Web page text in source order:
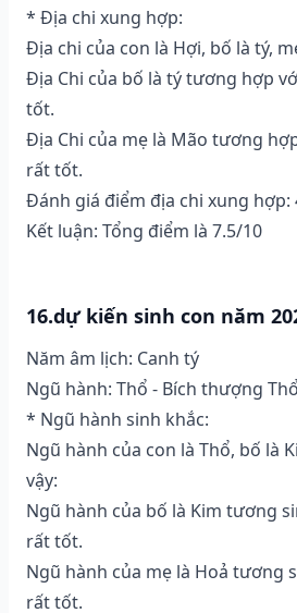
* Địa chi xung hợp:
Địa chi của con là Hợi, bố là tý,
Địa Chi của bố là tý tương hợp
tốt.
Địa Chi của mẹ là Mão tương
rất tốt.
Đánh giá điểm địa chi xung hợp:
Kết luận: Tổng điểm là 7.5/10
16.dự kiến sinh con năm
Năm âm lịch: Canh tý
Ngũ hành: Thổ - Bích thượng
* Ngũ hành sinh khắc:
Ngũ hành của con là Thổ, bố là
vậy:
Ngũ hành của bố là Kim tương
rất tốt.
Ngũ hành của mẹ là Hoả tương
rất tốt.